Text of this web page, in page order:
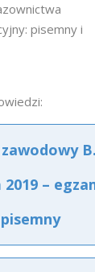
pisemny i
–
pisemny